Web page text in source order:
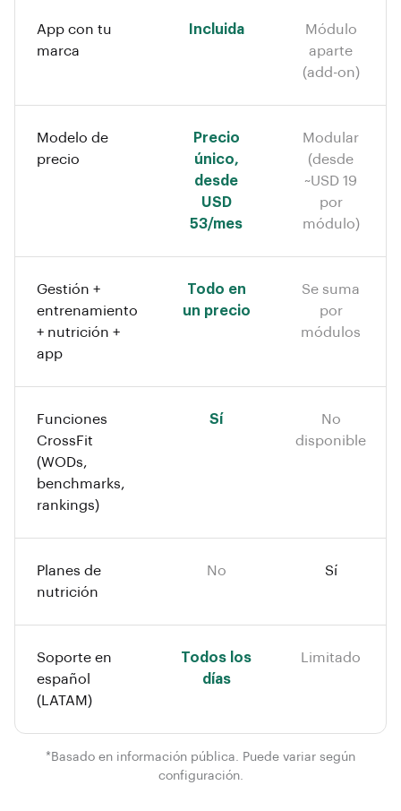
App con tu
marca
Incluida
Módulo
aparte
(add-on)
Modelo de
precio
Precio
único,
desde
USD
53/mes
Modular
(desde
~USD 19
por
módulo)
Gestión +
entrenamiento
+ nutrición +
app
Todo en
un precio
Se suma
por
módulos
Funciones
CrossFit
(WODs,
benchmarks,
rankings)
Sí
No
disponible
Planes de
nutrición
No Sí
Soporte en
español
(LATAM)
Todos los
días
Limitado
*Basado en información pública. Puede variar según
configuración.